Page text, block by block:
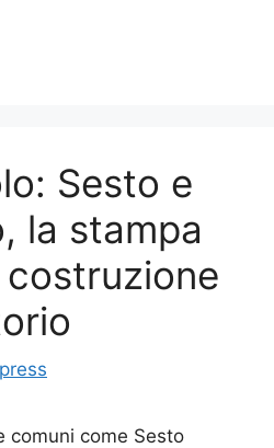
Sesto e
la stampa
comuni come Sesto